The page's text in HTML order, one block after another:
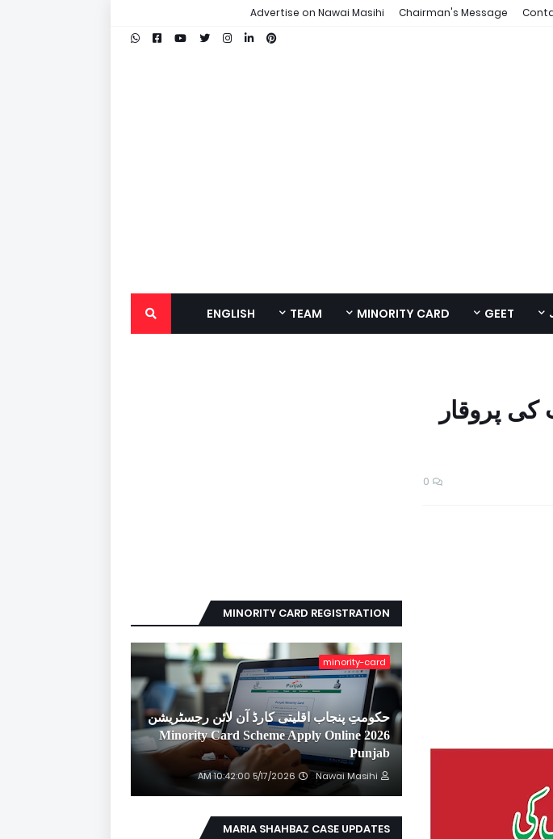
Chairman's Message
Advertise on Nawai Masihi
GEET
MINORITY CARD
TEAM
ENGLISH
پروقار
0
MINORITY CARD REGISTRATION
minority-card
حکومتِ پنجاب اقلیتی کارڈ آن لائن رجسٹریشن
2026 Minority Card Scheme Apply Online
Punjab
Nawai Masihi
5/17/2026 10:42:00 AM
MARIA SHAHBAZ CASE UPDATES